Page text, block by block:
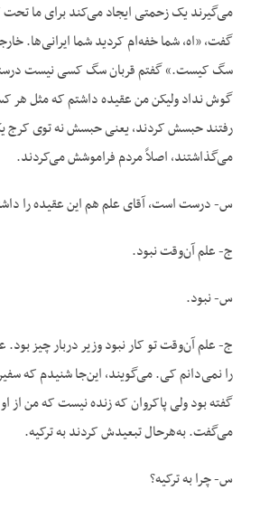
می‌گیرند یک زحمتی ایجاد می‌کند برای ما
گفت، «اه، شما خفه‌ام کردید شما ایرانی‌ها.
سگ کیست.» گفتم قربان سگ کسی نیست
گوش نداد ولیکن من عقیده داشتم که مثل
رفتند حبسش کردند، یعنی حبسش نه توی کرج
می‌گذاشتند، اصلاً مردم فراموشش می‌کردند.
س- درست است، آقای علم هم این عقیده را
ج- علم آن‌وقت نبود.
س- نبود.
ج- علم آن‌وقت تو کار نبود وزیر دربار چیز
را نمی‌دانم کی. می‌گویند، این‌جا شنیدم که
گفته بود ولی پاکروان که زنده نیست که من از
می‌گفت. به‌هرحال تبعیدش کردند به ترکیه.
س- چرا به ترکیه؟